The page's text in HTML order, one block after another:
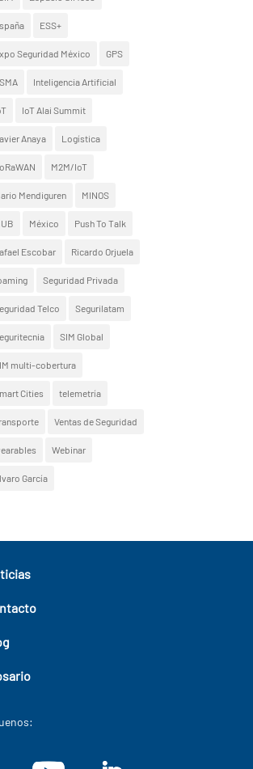
ESS+
Seguridad México GPS
Inteligencia Artificial
IoT Alai Summit
Anaya Logística
M2M/IoT
Mendiguren MINOS
México Push To Talk
Escobar Ricardo Orjuela
Seguridad Privada
Telco Segurilatam
SIM Global
multi-cobertura
Cities telemetría
Ventas de Seguridad
Webinar
García